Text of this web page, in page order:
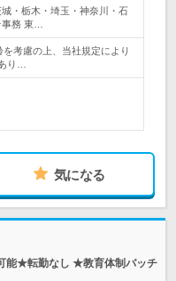
・栃木・埼玉・神奈川・石
務 東…
考慮の上、当社規定により
り…
気になる
能★転勤なし ★教育体制バッチ